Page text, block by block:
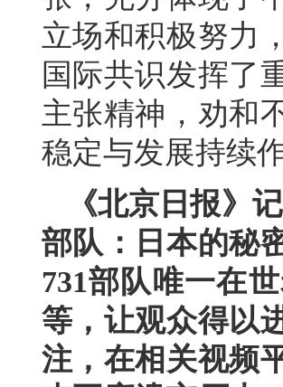
立场和积极努力
国际共识发挥了
主张精神，劝和
稳定与发展持续
《北京日报》
部队：日本的秘
731部队唯一在
等，让观众得以
注，在相关视频